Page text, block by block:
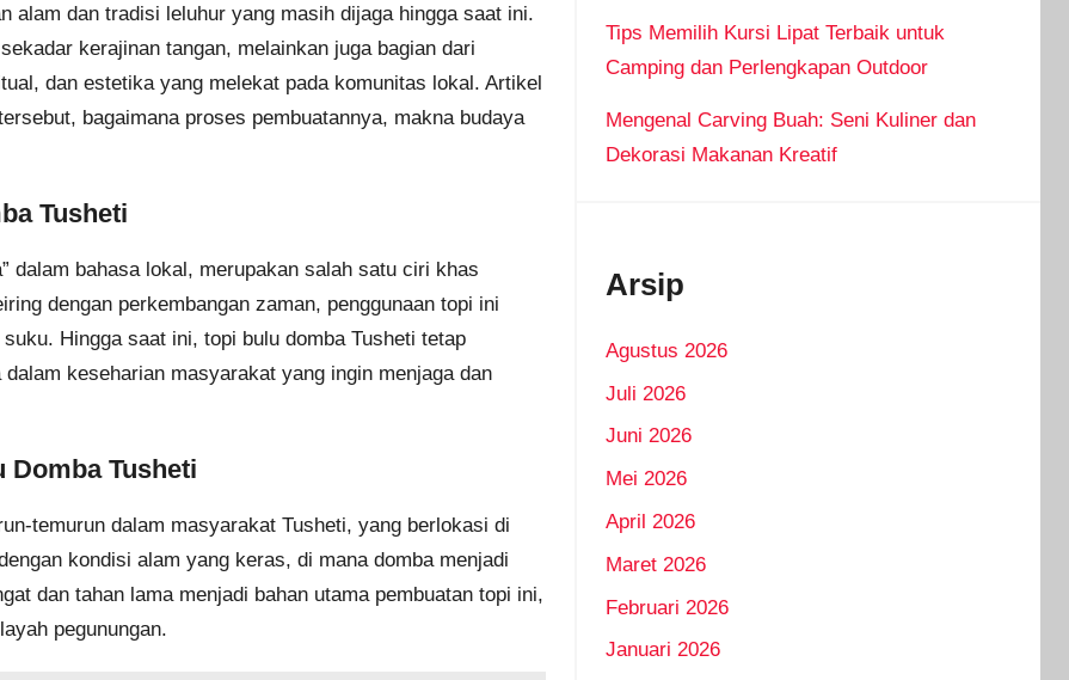
alam dan tradisi leluhur yang masih dijaga hingga saat ini.
kerajinan tangan, melainkan juga bagian dari
dan estetika yang melekat pada komunitas lokal. Artikel
bagaimana proses pembuatannya, makna budaya
Tusheti
dalam bahasa lokal, merupakan salah satu ciri khas
dengan perkembangan zaman, penggunaan topi ini
Hingga saat ini, topi bulu domba Tusheti tetap
keseharian masyarakat yang ingin menjaga dan
Domba Tusheti
temurun dalam masyarakat Tusheti, yang berlokasi di
kondisi alam yang keras, di mana domba menjadi
dan tahan lama menjadi bahan utama pembuatan topi ini,
pegunungan.
Tips Memilih Kursi Lipat Terbaik untuk
Camping dan Perlengkapan Outdoor
Mengenal Carving Buah: Seni Kuliner dan
Dekorasi Makanan Kreatif
Arsip
Agustus 2026
Juli 2026
Juni 2026
Mei 2026
April 2026
Maret 2026
Februari 2026
Januari 2026